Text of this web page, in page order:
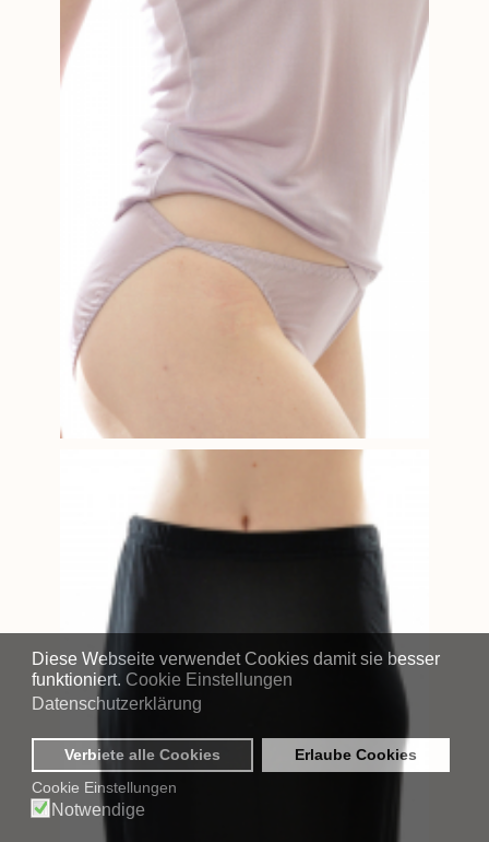
Diese Webseite verwendet Cookies damit sie besser
funktioniert. Cookie Einstellungen
Datenschutzerklärung
Verbiete alle Cookies
Erlaube Cookies
Cookie Einstellungen
Notwendige